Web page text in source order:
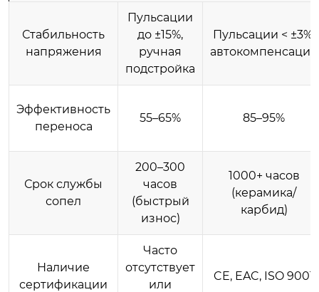
Стабильность
напряжения
Пульсации
до ±15%,
ручная
подстройка
Пульсации < ±3%,
автокомпенсация
Эффективность
переноса
55–65% 85–95%
Срок службы
сопел
200–300
часов
(быстрый
износ)
1000+ часов
(керамика/
карбид)
Наличие
сертификации
Часто
отсутствует
или
CE, EAC, ISO 9001